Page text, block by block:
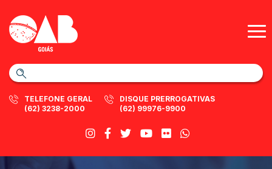
TELEFONE GERAL
(62) 3238-2000
DISQUE PRERROGATIVAS
(62) 99976-9900